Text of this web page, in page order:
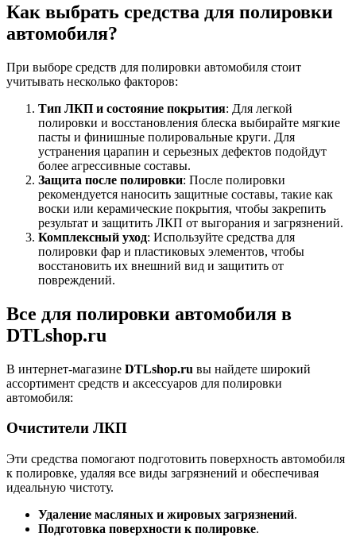
Как выбрать средства для полировки
автомобиля?
При выборе средств для полировки автомобиля стоит
учитывать несколько факторов:
Тип ЛКП и состояние покрытия: Для легкой
полировки и восстановления блеска выбирайте мягкие
пасты и финишные полировальные круги. Для
устранения царапин и серьезных дефектов подойдут
более агрессивные составы.
Защита после полировки: После полировки
рекомендуется наносить защитные составы, такие как
воски или керамические покрытия, чтобы закрепить
результат и защитить ЛКП от выгорания и загрязнений.
Комплексный уход: Используйте средства для
полировки фар и пластиковых элементов, чтобы
восстановить их внешний вид и защитить от
повреждений.
Все для полировки автомобиля в
DTLshop.ru
В интернет-магазине DTLshop.ru вы найдете широкий
ассортимент средств и аксессуаров для полировки
автомобиля:
Очистители ЛКП
Эти средства помогают подготовить поверхность автомобиля
к полировке, удаляя все виды загрязнений и обеспечивая
идеальную чистоту.
Удаление масляных и жировых загрязнений.
Подготовка поверхности к полировке.